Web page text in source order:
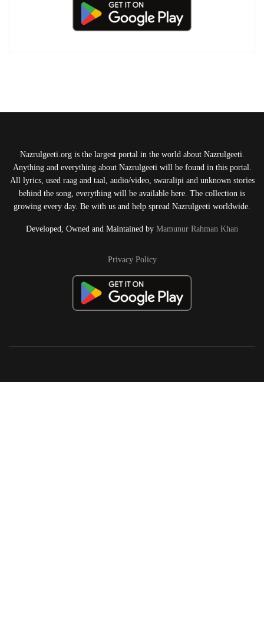
Nazrulgeeti.org is the largest portal in the world about Nazrulgeeti.
Anything and everything about Nazrulgeeti will be found in this portal.
All lyrics, used raag and taal, audio/video, swaralipi and unknown stories
behind the song, everything will be available here. The collection is
growing every day. Be with us and help spread Nazrulgeeti worldwide.
Developed, Owned and Maintained by Mamunur Rahman Khan
Privacy Policy